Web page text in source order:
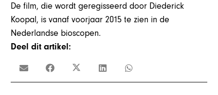
De film, die wordt geregisseerd door Diederick
Koopal, is vanaf voorjaar 2015 te zien in de
Nederlandse bioscopen.
Deel dit artikel: